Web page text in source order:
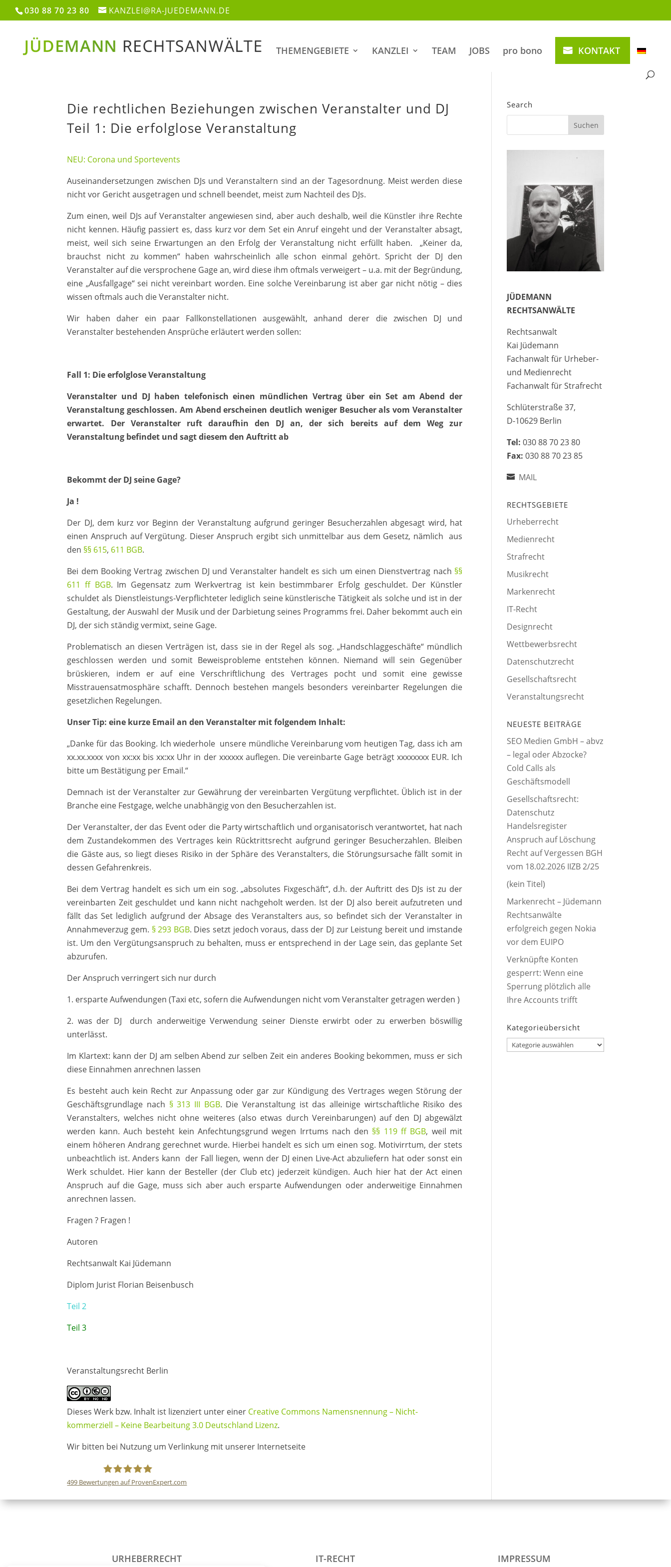
030 88 70 23 80 KANZLEI@RA-JUEDEMANN.DE
THEMENGEBIETE KANZLEI TEAM JOBS pro bono KONTAKT
Die rechtlichen Beziehungen zwischen Veranstalter und DJ
Teil 1: Die erfolglose Veranstaltung
NEU: Corona und Sportevents
Auseinandersetzungen zwischen DJs und Veranstaltern sind an der Tagesordnung. Meist werden diese
nicht vor Gericht ausgetragen und schnell beendet, meist zum Nachteil des DJs.
Zum einen, weil DJs auf Veranstalter angewiesen sind, aber auch deshalb, weil die Künstler ihre Rechte
nicht kennen. Häufig passiert es, dass kurz vor dem Set ein Anruf eingeht und der Veranstalter absagt,
meist, weil sich seine Erwartungen an den Erfolg der Veranstaltung nicht erfüllt haben. „Keiner da,
brauchst nicht zu kommen“ haben wahrscheinlich alle schon einmal gehört. Spricht der DJ den
Veranstalter auf die versprochene Gage an, wird diese ihm oftmals verweigert – u.a. mit der Begründung,
eine „Ausfallgage“ sei nicht vereinbart worden. Eine solche Vereinbarung ist aber gar nicht nötig – dies
wissen oftmals auch die Veranstalter nicht.
Wir haben daher ein paar Fallkonstellationen ausgewählt, anhand derer die zwischen DJ und
Veranstalter bestehenden Ansprüche erläutert werden sollen:
Fall 1: Die erfolglose Veranstaltung
Veranstalter und DJ haben telefonisch einen mündlichen Vertrag über ein Set am Abend der
Veranstaltung geschlossen. Am Abend erscheinen deutlich weniger Besucher als vom Veranstalter
erwartet. Der Veranstalter ruft daraufhin den DJ an, der sich bereits auf dem Weg zur
Veranstaltung befindet und sagt diesem den Auftritt ab
Bekommt der DJ seine Gage?
Ja !
Der DJ, dem kurz vor Beginn der Veranstaltung aufgrund geringer Besucherzahlen abgesagt wird, hat
einen Anspruch auf Vergütung. Dieser Anspruch ergibt sich unmittelbar aus dem Gesetz, nämlich aus
den §§ 615, 611 BGB.
Bei dem Booking Vertrag zwischen DJ und Veranstalter handelt es sich um einen Dienstvertrag nach §§
611 ff BGB. Im Gegensatz zum Werkvertrag ist kein bestimmbarer Erfolg geschuldet. Der Künstler
schuldet als Dienstleistungs-Verpflichteter lediglich seine künstlerische Tätigkeit als solche und ist in der
Gestaltung, der Auswahl der Musik und der Darbietung seines Programms frei. Daher bekommt auch ein
DJ, der sich ständig vermixt, seine Gage.
Problematisch an diesen Verträgen ist, dass sie in der Regel als sog. „Handschlaggeschäfte“ mündlich
geschlossen werden und somit Beweisprobleme entstehen können. Niemand will sein Gegenüber
brüskieren, indem er auf eine Verschriftlichung des Vertrages pocht und somit eine gewisse
Misstrauensatmosphäre schafft. Dennoch bestehen mangels besonders vereinbarter Regelungen die
gesetzlichen Regelungen.
Unser Tip: eine kurze Email an den Veranstalter mit folgendem Inhalt:
„Danke für das Booking. Ich wiederhole unsere mündliche Vereinbarung vom heutigen Tag, dass ich am
xx.xx.xxxx von xx:xx bis xx:xx Uhr in der xxxxxx auflegen. Die vereinbarte Gage beträgt xxxxxxxx EUR. Ich
bitte um Bestätigung per Email.“
Demnach ist der Veranstalter zur Gewährung der vereinbarten Vergütung verpflichtet. Üblich ist in der
Branche eine Festgage, welche unabhängig von den Besucherzahlen ist.
Der Veranstalter, der das Event oder die Party wirtschaftlich und organisatorisch verantwortet, hat nach
dem Zustandekommen des Vertrages kein Rücktrittsrecht aufgrund geringer Besucherzahlen. Bleiben
die Gäste aus, so liegt dieses Risiko in der Sphäre des Veranstalters, die Störungsursache fällt somit in
dessen Gefahrenkreis.
Bei dem Vertrag handelt es sich um ein sog. „absolutes Fixgeschäft“, d.h. der Auftritt des DJs ist zu der
vereinbarten Zeit geschuldet und kann nicht nachgeholt werden. Ist der DJ also bereit aufzutreten und
fällt das Set lediglich aufgrund der Absage des Veranstalters aus, so befindet sich der Veranstalter in
Annahmeverzug gem. § 293 BGB. Dies setzt jedoch voraus, dass der DJ zur Leistung bereit und imstande
ist. Um den Vergütungsanspruch zu behalten, muss er entsprechend in der Lage sein, das geplante Set
abzurufen.
Der Anspruch verringert sich nur durch
1. ersparte Aufwendungen (Taxi etc, sofern die Aufwendungen nicht vom Veranstalter getragen werden )
2. was der DJ durch anderweitige Verwendung seiner Dienste erwirbt oder zu erwerben böswillig
unterlässt.
Im Klartext: kann der DJ am selben Abend zur selben Zeit ein anderes Booking bekommen, muss er sich
diese Einnahmen anrechnen lassen
Es besteht auch kein Recht zur Anpassung oder gar zur Kündigung des Vertrages wegen Störung der
Geschäftsgrundlage nach § 313 III BGB. Die Veranstaltung ist das alleinige wirtschaftliche Risiko des
Veranstalters, welches nicht ohne weiteres (also etwas durch Vereinbarungen) auf den DJ abgewälzt
werden kann. Auch besteht kein Anfechtungsgrund wegen Irrtums nach den §§ 119 ff BGB, weil mit
einem höheren Andrang gerechnet wurde. Hierbei handelt es sich um einen sog. Motivirrtum, der stets
unbeachtlich ist. Anders kann der Fall liegen, wenn der DJ einen Live-Act abzuliefern hat oder sonst ein
Werk schuldet. Hier kann der Besteller (der Club etc) jederzeit kündigen. Auch hier hat der Act einen
Anspruch auf die Gage, muss sich aber auch ersparte Aufwendungen oder anderweitige Einnahmen
anrechnen lassen.
Fragen ? Fragen !
Autoren
Rechtsanwalt Kai Jüdemann
Diplom Jurist Florian Beisenbusch
Teil 2
Teil 3
Veranstaltungsrecht Berlin
Dieses Werk bzw. Inhalt ist lizenziert unter einer Creative Commons Namensnennung – Nicht-
kommerziell – Keine Bearbeitung 3.0 Deutschland Lizenz.
Wir bitten bei Nutzung um Verlinkung mit unserer Internetseite
Jüdemann Rechtsanwälte
499 Bewertungen auf ProvenExpert.com
Search
JÜDEMANN
RECHTSANWÄLTE
Rechtsanwalt
Kai Jüdemann
Fachanwalt für Urheber-
und Medienrecht
Fachanwalt für Strafrecht
Schlüterstraße 37,
D-10629 Berlin
Tel: 030 88 70 23 80
Fax: 030 88 70 23 85
MAIL
RECHTSGEBIETE
Urheberrecht
Medienrecht
Strafrecht
Musikrecht
Markenrecht
IT-Recht
Designrecht
Wettbewerbsrecht
Datenschutzrecht
Gesellschaftsrecht
Veranstaltungsrecht
NEUESTE BEITRÄGE
SEO Medien GmbH – abvz
– legal oder Abzocke?
Cold Calls als
Geschäftsmodell
Gesellschaftsrecht:
Datenschutz
Handelsregister
Anspruch auf Löschung
Recht auf Vergessen BGH
vom 18.02.2026 IIZB 2/25
(kein Titel)
Markenrecht – Jüdemann
Rechtsanwälte
erfolgreich gegen Nokia
vor dem EUIPO
Verknüpfte Konten
gesperrt: Wenn eine
Sperrung plötzlich alle
Ihre Accounts trifft
Kategorieübersicht
Kategorieübersicht
URHEBERRECHT IT-RECHT IMPRESSUM